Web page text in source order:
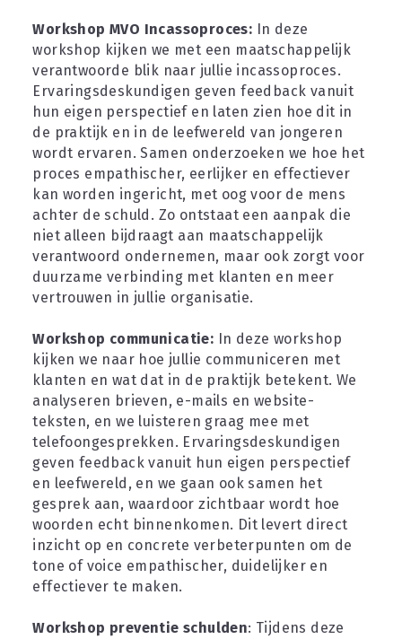
Workshop MVO Incassoproces: In deze
workshop kijken we met een maatschappelijk
verantwoorde blik naar jullie incassoproces.
Ervaringsdeskundigen geven feedback vanuit
hun eigen perspectief en laten zien hoe dit in
de praktijk en in de leefwereld van jongeren
wordt ervaren. Samen onderzoeken we hoe het
proces empathischer, eerlijker en effectiever
kan worden ingericht, met oog voor de mens
achter de schuld. Zo ontstaat een aanpak die
niet alleen bijdraagt aan maatschappelijk
verantwoord ondernemen, maar ook zorgt voor
duurzame verbinding met klanten en meer
vertrouwen in jullie organisatie.
Workshop communicatie: In deze workshop
kijken we naar hoe jullie communiceren met
klanten en wat dat in de praktijk betekent. We
analyseren brieven, e-mails en website-
teksten, en we luisteren graag mee met
telefoongesprekken. Ervaringsdeskundigen
geven feedback vanuit hun eigen perspectief
en leefwereld, en we gaan ook samen het
gesprek aan, waardoor zichtbaar wordt hoe
woorden echt binnenkomen. Dit levert direct
inzicht op en concrete verbeterpunten om de
tone of voice empathischer, duidelijker en
effectiever te maken.
Workshop preventie schulden: Tijdens deze